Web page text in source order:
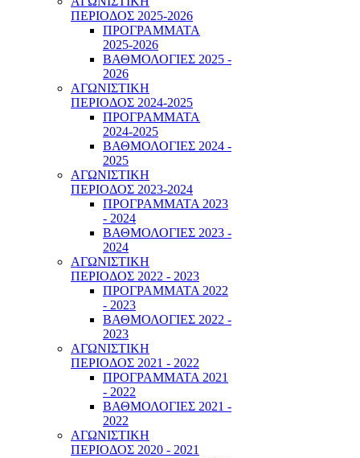
ΠΕΡΙΟΔΟΣ 2025-2026
ΠΡΟΓΡΑΜΜΑΤΑ
2025-2026
ΒΑΘΜΟΛΟΓΙΕΣ 2025 -
2026
ΑΓΩΝΙΣΤΙΚΗ
ΠΕΡΙΟΔΟΣ 2024-2025
ΠΡΟΓΡΑΜΜΑΤΑ
2024-2025
ΒΑΘΜΟΛΟΓΙΕΣ 2024 -
2025
ΑΓΩΝΙΣΤΙΚΗ
ΠΕΡΙΟΔΟΣ 2023-2024
ΠΡΟΓΡΑΜΜΑΤΑ 2023
- 2024
ΒΑΘΜΟΛΟΓΙΕΣ 2023 -
2024
ΑΓΩΝΙΣΤΙΚΗ
ΠΕΡΙΟΔΟΣ 2022 - 2023
ΠΡΟΓΡΑΜΜΑΤΑ 2022
- 2023
ΒΑΘΜΟΛΟΓΙΕΣ 2022 -
2023
ΑΓΩΝΙΣΤΙΚΗ
ΠΕΡΙΟΔΟΣ 2021 - 2022
ΠΡΟΓΡΑΜΜΑΤΑ 2021
- 2022
ΒΑΘΜΟΛΟΓΙΕΣ 2021 -
2022
ΑΓΩΝΙΣΤΙΚΗ
ΠΕΡΙΟΔΟΣ 2020 - 2021